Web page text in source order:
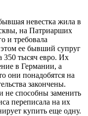
невестка жила в
на Патриарших
и требовала
ее бывший супруг
350 тысяч евро. Их
в Германии, а
они понадобятся на
закончены.
не способны заменить
переписала на их
купить еще одну.